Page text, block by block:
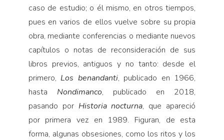
caso de estudio; o él mismo, en otros tiempos,
pues en varios de ellos vuelve sobre su propia
obra, mediante conferencias o mediante nuevos
capítulos o notas de reconsideración de sus
libros previos, antiguos y no tanto: desde el
primero, Los benandanti, publicado en 1966,
hasta Nondimanco, publicado en 2018,
pasando por Historia nocturna, que apareció
por primera vez en 1989. Figuran, de esta
forma, algunas obsesiones, como los ritos y los